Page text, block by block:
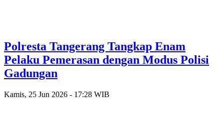
Polresta Tangerang Tangkap Enam
Pelaku Pemerasan dengan Modus Polisi
Gadungan
Kamis, 25 Jun 2026 - 17:28 WIB